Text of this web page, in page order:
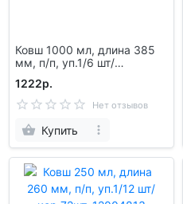
Ковш 1000 мл, длина 385
мм, п/п, уп.1/6 шт/
1222р.
Нет отзывов
Купить